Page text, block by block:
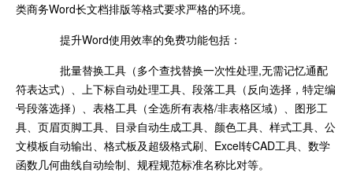
类商务Word长文档排版等格式要求严格的环境。
提升Word使用效率的免费功能包括：
批量替换工具（多个查找替换一次性处理,无需记忆通配
符表达式）、上下标自动处理工具、段落工具（反向选择，特定编
号段落选择）、表格工具（全选所有表格/非表格区域）、图形工
具、页眉页脚工具、目录自动生成工具、颜色工具、样式工具、公
文模板自动输出、格式板及超级格式刷、Excel转CAD工具、数学
函数几何曲线自动绘制、规程规范标准名称比对等。